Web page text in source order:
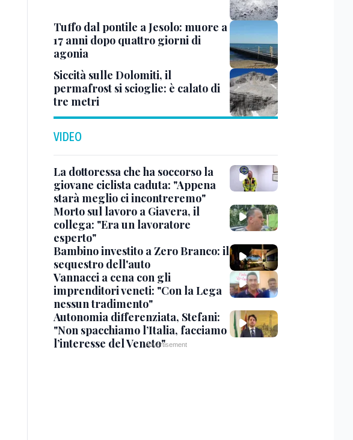
Tuffo dal pontile a Jesolo: muore a
17 anni dopo quattro giorni di
agonia
Siccità sulle Dolomiti, il
permafrost si scioglie: è calato di
tre metri
VIDEO
La dottoressa che ha soccorso la
giovane ciclista caduta: "Appena
starà meglio ci incontreremo"
Morto sul lavoro a Giavera, il
collega: "Era un lavoratore
esperto"
Bambino investito a Zero Branco: il
sequestro dell'auto
Vannacci a cena con gli
imprenditori veneti: "Con la Lega
nessun tradimento"
Autonomia differenziata, Stefani:
"Non spacchiamo l’Italia, facciamo
l’interesse del Veneto"